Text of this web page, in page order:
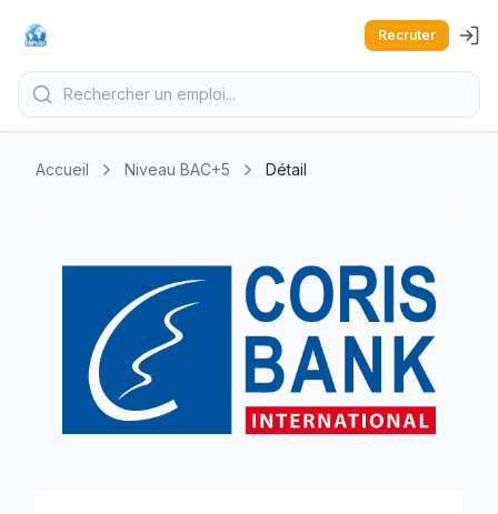
Recruter
Accueil Niveau BAC+5 Détail